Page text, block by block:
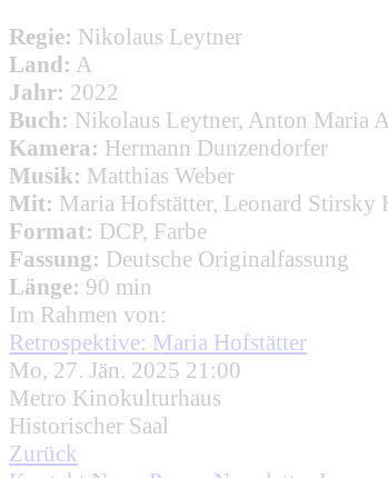
Regie: Nikolaus Leytner
Land: A
Jahr: 2022
Buch: Nikolaus Leytner, Anton Maria
Kamera: Hermann Dunzendorfer
Musik: Matthias Weber
Mit: Maria Hofstätter, Leonard Stirsky
Format: DCP, Farbe
Fassung: Deutsche Originalfassung
Länge: 90 min
Im Rahmen von:
Retrospektive: Maria Hofstätter
Mo, 27. Jän. 2025 21:00
Metro Kinokulturhaus
Historischer Saal
Zurück